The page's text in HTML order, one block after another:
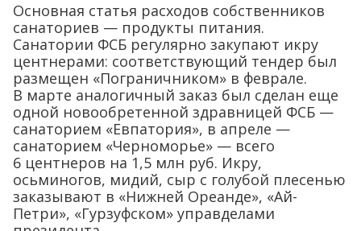
Основная статья расходов собственников
санаториев — продукты питания.
Санатории ФСБ регулярно закупают икру
центнерами: соответствующий тендер был
размещен «Пограничником» в феврале.
В марте аналогичный заказ был сделан еще
одной новообретенной здравницей ФСБ —
санаторием «Евпатория», в апреле —
санаторием «Черноморье» — всего
6 центнеров на 1,5 млн руб. Икру,
осьминогов, мидий, сыр с голубой плесенью
заказывают в «Нижней Ореанде», «Ай-
Петри», «Гурзуфском» управделами